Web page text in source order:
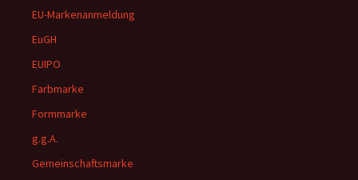
EU-Markenanmeldung
EuGH
EUIPO
Farbmarke
Formmarke
g.g.A.
Gemeinschaftsmarke